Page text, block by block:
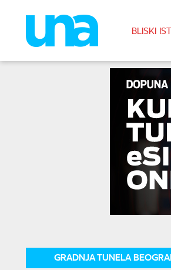
BLISKI
GRADNJA TUNELA